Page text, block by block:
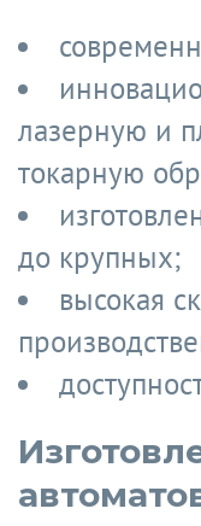
лазерную и
токарную
до крупных;
высокая